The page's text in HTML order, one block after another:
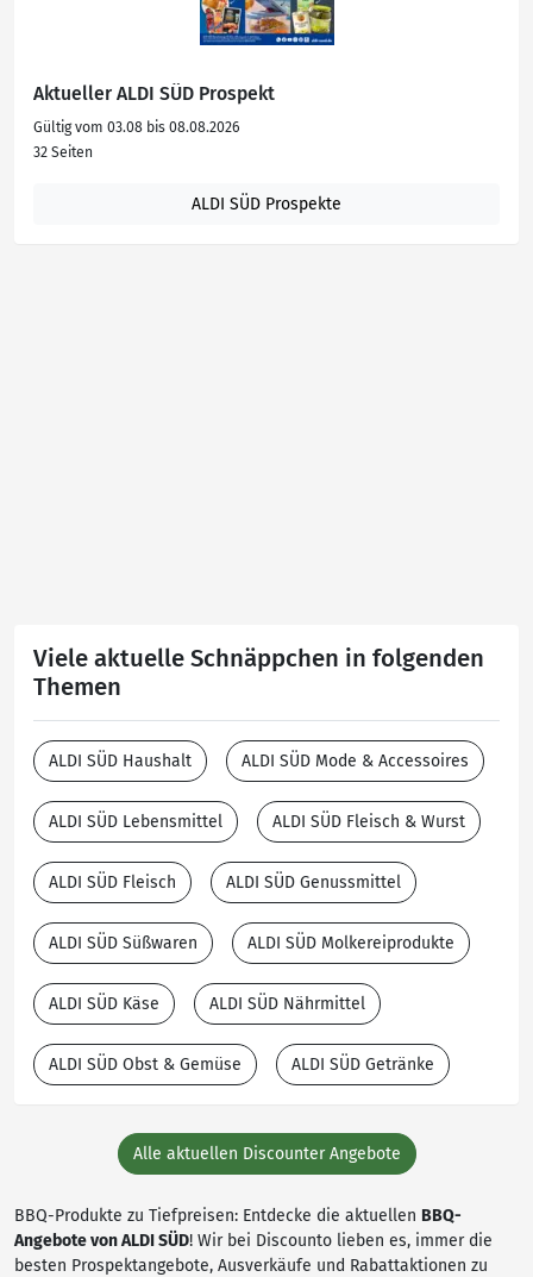
Aktueller ALDI SÜD Prospekt
Gültig vom 03.08 bis 08.08.2026
32 Seiten
ALDI SÜD Prospekte
Viele aktuelle Schnäppchen in folgenden
Themen
ALDI SÜD Haushalt ALDI SÜD Mode & Accessoires
ALDI SÜD Lebensmittel ALDI SÜD Fleisch & Wurst
ALDI SÜD Fleisch ALDI SÜD Genussmittel
ALDI SÜD Süßwaren ALDI SÜD Molkereiprodukte
ALDI SÜD Käse ALDI SÜD Nährmittel
ALDI SÜD Obst & Gemüse ALDI SÜD Getränke
Alle aktuellen Discounter Angebote
BBQ-Produkte zu Tiefpreisen: Entdecke die aktuellen BBQ-
Angebote von ALDI SÜD! Wir bei Discounto lieben es, immer die
besten Prospektangebote, Ausverkäufe und Rabattaktionen zu